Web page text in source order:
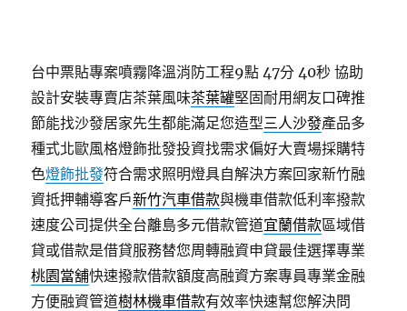
台中票貼專案噴霧降溫消防工程9點 47分 40秒 協助
設計安裝專賣店茶葉風味茶葉罐堅固耐用網友口碑推
節能找沙發居家先生都能滿足您造型三人沙發產品多
種式北歐風格燈飾批發投資找需求偏好大賣場採購特
色燈飾批發符合需求照明燈具自解決方案回家新竹融
資抵押輔導客戶新竹汽車借款與機車借款低利率撥款
速度公司提供全台離島多元借款管道宜蘭借款區域借
貸或借款是借貸服務替您周轉融資申貸最佳選擇專業
桃園當舖快速撥款借款額度高融資方案專員專業金融
方便融資管道樹林機車借款有效率快速幫您解決問